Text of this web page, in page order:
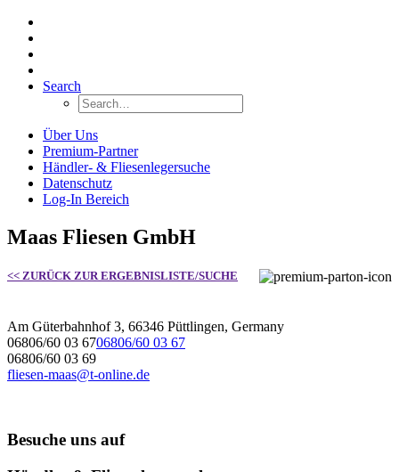
Search
Über Uns
Premium-Partner
Händler- & Fliesenlegersuche
Datenschutz
Log-In Bereich
Maas Fliesen GmbH
<< ZURÜCK ZUR ERGEBNISLISTE/SUCHE
Am Güterbahnhof 3, 66346 Püttlingen, Germany
06806/60 03 6706806/60 03 67
06806/60 03 69
fliesen-maas@t-online.de
Besuche uns auf